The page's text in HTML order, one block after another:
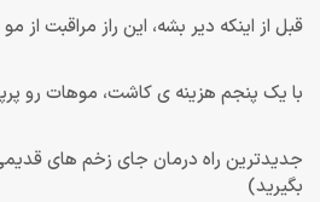
قبل از اینکه دیر بشه، این راز مراقبت از
با یک پنجم هزینه ی کاشت، موهات رو
جدیدترین راه درمان جای زخم های
بگیرید)